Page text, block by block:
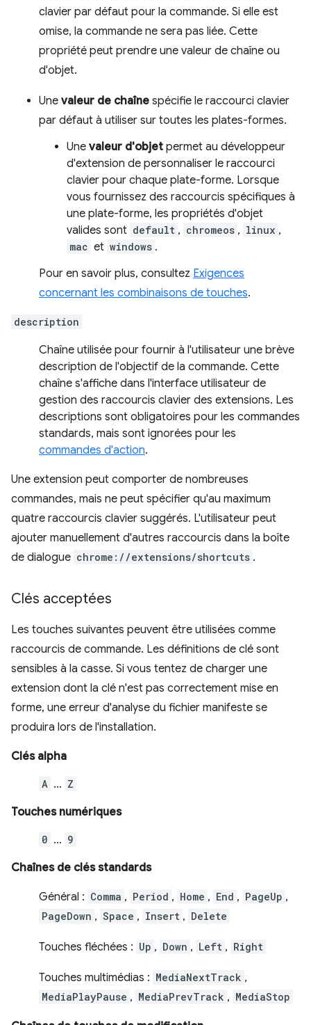
clavier par défaut pour la commande. Si elle est
omise, la commande ne sera pas liée. Cette
propriété peut prendre une valeur de chaîne ou
d'objet.
Une valeur de chaîne spécifie le raccourci clavier
par défaut à utiliser sur toutes les plates-formes.
Une valeur d'objet permet au développeur
d'extension de personnaliser le raccourci
clavier pour chaque plate-forme. Lorsque
vous fournissez des raccourcis spécifiques à
une plate-forme, les propriétés d'objet
valides sont default , chromeos , linux ,
mac et windows .
Pour en savoir plus, consultez Exigences
concernant les combinaisons de touches.
description
Chaîne utilisée pour fournir à l'utilisateur une brève
description de l'objectif de la commande. Cette
chaîne s'affiche dans l'interface utilisateur de
gestion des raccourcis clavier des extensions. Les
descriptions sont obligatoires pour les commandes
standards, mais sont ignorées pour les
commandes d'action.
Une extension peut comporter de nombreuses
commandes, mais ne peut spécifier qu'au maximum
quatre raccourcis clavier suggérés. L'utilisateur peut
ajouter manuellement d'autres raccourcis dans la boîte
de dialogue chrome://extensions/shortcuts .
Clés acceptées
Les touches suivantes peuvent être utilisées comme
raccourcis de commande. Les définitions de clé sont
sensibles à la casse. Si vous tentez de charger une
extension dont la clé n'est pas correctement mise en
forme, une erreur d'analyse du fichier manifeste se
produira lors de l'installation.
Clés alpha
A … Z
Touches numériques
0 … 9
Chaînes de clés standards
Général : Comma , Period , Home , End , PageUp ,
PageDown , Space , Insert , Delete
Touches fléchées : Up , Down , Left , Right
Touches multimédias : MediaNextTrack ,
MediaPlayPause , MediaPrevTrack , MediaStop